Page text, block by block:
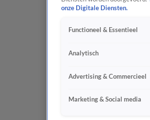
onze Digitale Diensten.
Functioneel & Essentieel
Analytisch
Advertising & Commercieel
Marketing & Social media